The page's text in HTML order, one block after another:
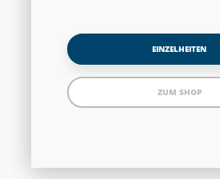
EINZELHEITEN
ZUM SHOP